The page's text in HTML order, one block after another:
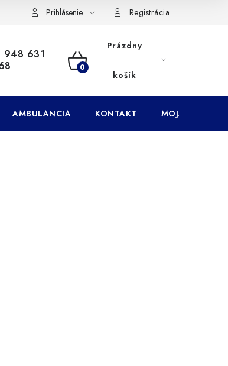
Subory Cookies Vernostný program AbovZoo
Prihlásenie Registrácia
948 631
NÁKUPNÝ
Prázdny
košík
AMBULANCIA KONTAKT MOJA